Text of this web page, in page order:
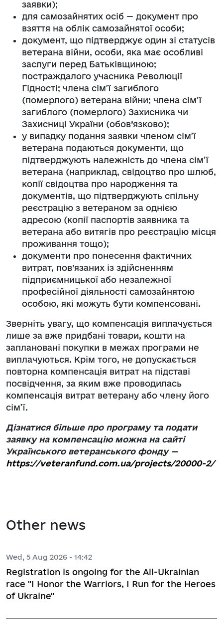
заявки);
для самозайнятих осіб — документ про
взяття на облік самозайнятої особи;
документ, що підтверджує один зі статусів
ветерана війни, особи, яка має особливі
заслуги перед Батьківщиною;
постраждалого учасника Революції
Гідності; члена сім’ї загиблого
(померлого) ветерана війни; члена сім’ї
загиблого (померлого) Захисника чи
Захисниці України (обов’язково);
у випадку подання заявки членом сім’ї
ветерана подаються документи, що
підтверджують належність до члена сім’ї
ветерана (наприклад, свідоцтво про шлюб,
копії свідоцтва про народження та
документів, що підтверджують спільну
реєстрацію з ветераном за однією
адресою (копії паспортів заявника та
ветерана або витягів про реєстрацію місця
проживання тощо);
документи про понесення фактичних
витрат, пов’язаних із здійсненням
підприємницької або незалежної
професійної діяльності самозайнятою
особою, які можуть бути компенсовані.
Зверніть увагу, що компенсація виплачується
лише за вже придбані товари, кошти на
заплановані покупки в межах програми не
виплачуються. Крім того, не допускається
повторна компенсація витрат на підставі
посвідчення, за яким вже проводилась
компенсація витрат ветерану або члену його
сім’ї.
Дізнатися більше про програму та подати
заявку на компенсацію можна на сайті
Українського ветеранського фонду —
https://veteranfund.com.ua/projects/20000-2/
Other news
Wed, 5 Aug 2026 - 14:42
Registration is ongoing for the All-Ukrainian
race "I Honor the Warriors, I Run for the Heroes
of Ukraine"